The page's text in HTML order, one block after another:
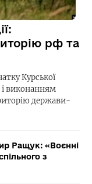
рф та
Курської
і виконанням
держави-
Ращук: «Воєнні
з